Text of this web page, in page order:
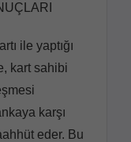
ile yaptığı
kart sahibi
karşı
eder. Bu